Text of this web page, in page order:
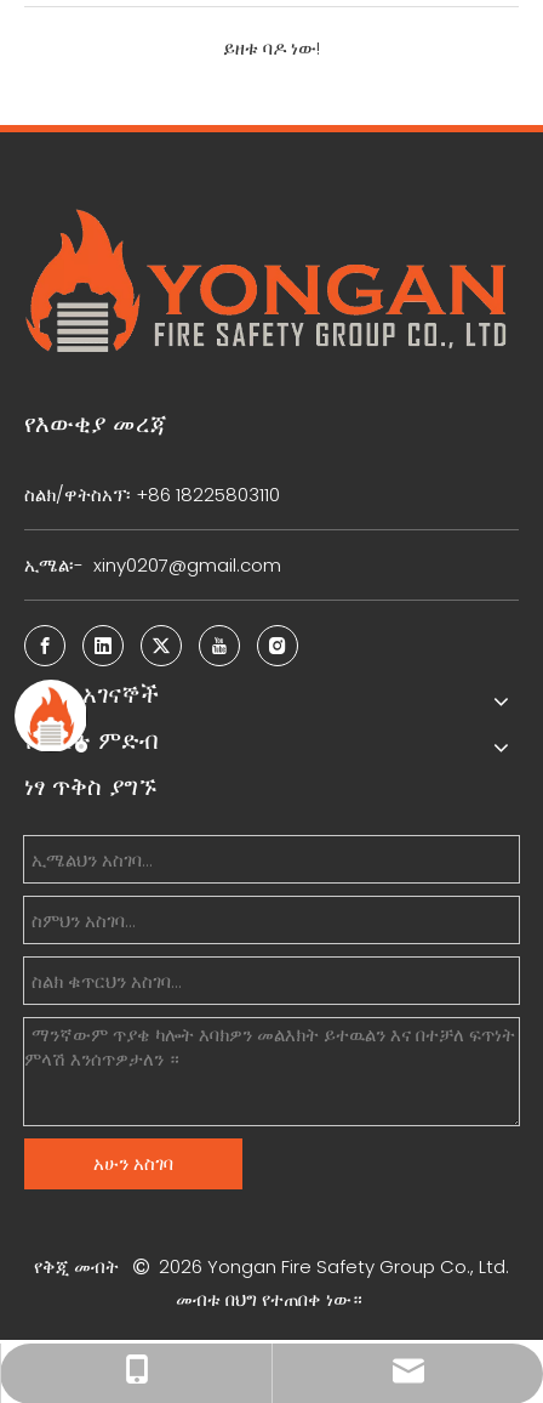
ይዘቱ ባዶ ነው!
የእውቂያ መረጃ
ስልክ/ዋትስአፕ፡ +86 18225803110
ኢሜል፡- xiny0207@gmail.com
ፈጣን አገናኞች
የምርት ምድብ
ነፃ ጥቅስ ያግኙ
አሁን አስገባ
የቅጂ መብት  2026 Yongan Fire Safety Group Co., Ltd.
መብቱ በህግ የተጠበቀ ነው።